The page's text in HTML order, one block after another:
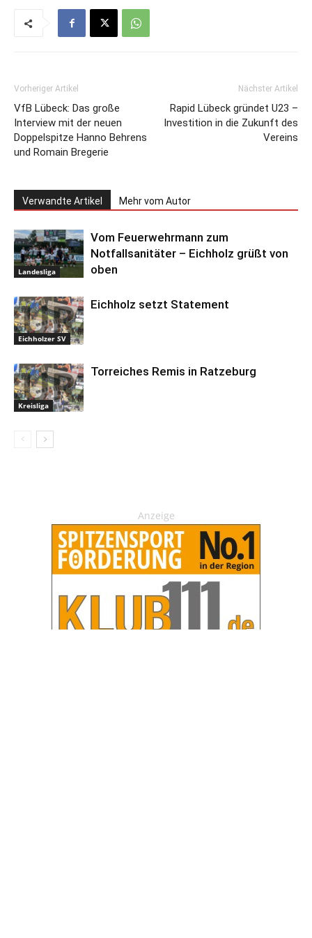
Vorheriger Artikel
VfB Lübeck: Das große
Interview mit der neuen
Doppelspitze Hanno Behrens
und Romain Bregerie
Nächster Artikel
Rapid Lübeck gründet U23 –
Investition in die Zukunft des
Vereins
Verwandte Artikel Mehr vom Autor
Landesliga
Vom Feuerwehrmann zum
Notfallsanitäter – Eichholz grüßt von
oben
Eichholzer SV
Eichholz setzt Statement
Kreisliga
Torreiches Remis in Ratzeburg
Anzeige